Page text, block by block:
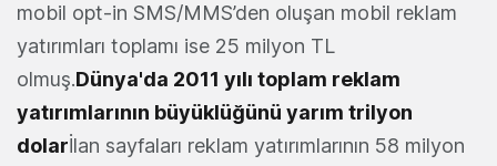
mobil opt-in SMS/MMS’den oluşan mobil reklam
yatırımları toplamı ise 25 milyon TL
olmuş.Dünya'da 2011 yılı toplam reklam
yatırımlarının büyüklüğünü yarım trilyon
dolarİlan sayfaları reklam yatırımlarının 58 milyon